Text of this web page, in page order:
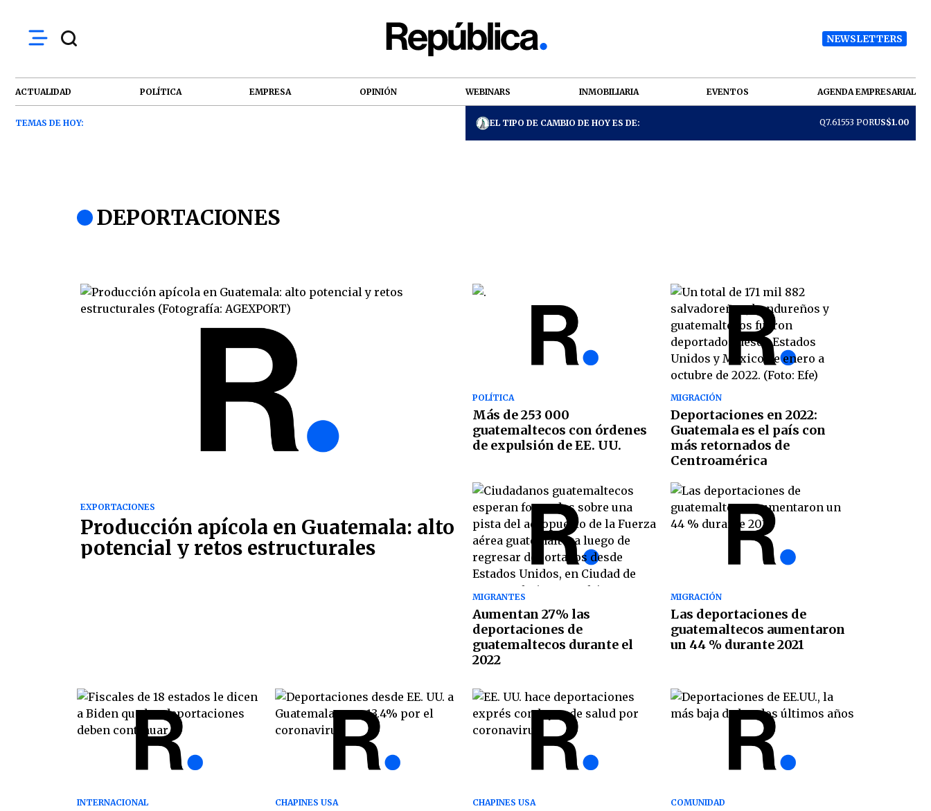
NEWSLETTERS
ACTUALIDAD POLÍTICA EMPRESA OPINIÓN WEBINARS INMOBILIARIA EVENTOS AGENDA EMPRESARIAL
TEMAS DE HOY: EL TIPO DE CAMBIO DE HOY ES DE: Q7.61553 PORUS$1.00
DEPORTACIONES
EXPORTACIONES
Producción apícola en Guatemala: alto
potencial y retos estructurales
POLÍTICA
Más de 253 000
guatemaltecos con órdenes
de expulsión de EE. UU.
MIGRACIÓN
Deportaciones en 2022:
Guatemala es el país con
más retornados de
Centroamérica
MIGRANTES
Aumentan 27% las
deportaciones de
guatemaltecos durante el
2022
MIGRACIÓN
Las deportaciones de
guatemaltecos aumentaron
un 44 % durante 2021
INTERNACIONAL CHAPINES USA CHAPINES USA COMUNIDAD